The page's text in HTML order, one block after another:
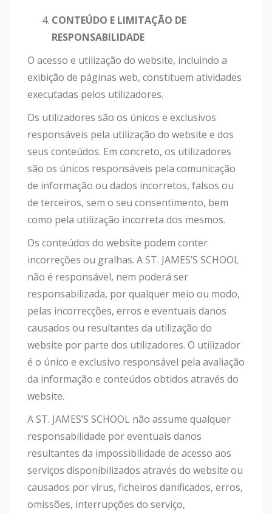
CONTEÚDO E LIMITAÇÃO DE
RESPONSABILIDADE
O acesso e utilização do website, incluindo a
exibição de páginas web, constituem atividades
executadas pelos utilizadores.
Os utilizadores são os únicos e exclusivos
responsáveis pela utilização do website e dos
seus conteúdos. Em concreto, os utilizadores
são os únicos responsáveis pela comunicação
de informação ou dados incorretos, falsos ou
de terceiros, sem o seu consentimento, bem
como pela utilização incorreta dos mesmos.
Os conteúdos do website podem conter
incorreções ou gralhas. A ST. JAMES’S SCHOOL
não é responsável, nem poderá ser
responsabilizada, por qualquer meio ou modo,
pelas incorrecções, erros e eventuais danos
causados ou resultantes da utilização do
website por parte dos utilizadores. O utilizador
é o único e exclusivo responsável pela avaliação
da informação e conteúdos obtidos através do
website.
A ST. JAMES’S SCHOOL não assume qualquer
responsabilidade por eventuais danos
resultantes da impossibilidade de acesso aos
serviços disponibilizados através do website ou
causados por vírus, ficheiros danificados, erros,
omissões, interrupções do serviço,